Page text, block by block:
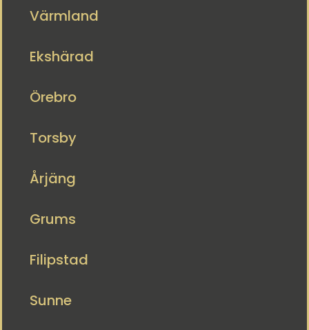
Värmland
Ekshärad
Örebro
Torsby
Årjäng
Grums
Filipstad
Sunne